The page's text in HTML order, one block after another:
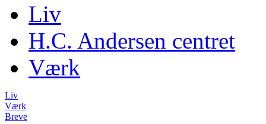
Liv
H.C. Andersen centret
Værk
Liv
Værk
Breve